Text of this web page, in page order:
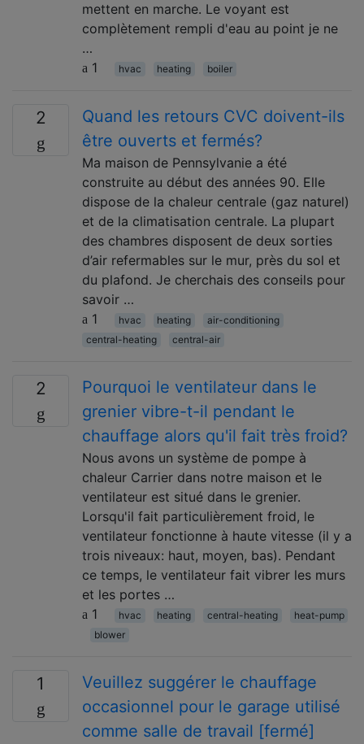
mettent en marche. Le voyant est
complètement rempli d'eau au point je ne
…
1
hvac heating boiler
2
Quand les retours CVC doivent-ils
être ouverts et fermés?
Ma maison de Pennsylvanie a été
construite au début des années 90. Elle
dispose de la chaleur centrale (gaz naturel)
et de la climatisation centrale. La plupart
des chambres disposent de deux sorties
d’air refermables sur le mur, près du sol et
du plafond. Je cherchais des conseils pour
savoir …
1
hvac heating
air-conditioning
central-heating
central-air
2
Pourquoi le ventilateur dans le
grenier vibre-t-il pendant le
chauffage alors qu'il fait très froid?
Nous avons un système de pompe à
chaleur Carrier dans notre maison et le
ventilateur est situé dans le grenier.
Lorsqu'il fait particulièrement froid, le
ventilateur fonctionne à haute vitesse (il y a
trois niveaux: haut, moyen, bas). Pendant
ce temps, le ventilateur fait vibrer les murs
et les portes …
1
hvac heating central-heating
heat-pump
blower
1
Veuillez suggérer le chauffage
occasionnel pour le garage utilisé
comme salle de travail [fermé]